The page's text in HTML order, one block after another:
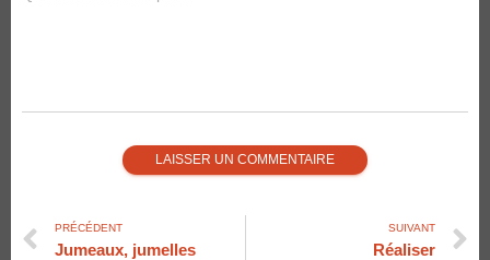
PRÉCÉDENT
Jumeaux, jumelles
SUIVANT
Réaliser